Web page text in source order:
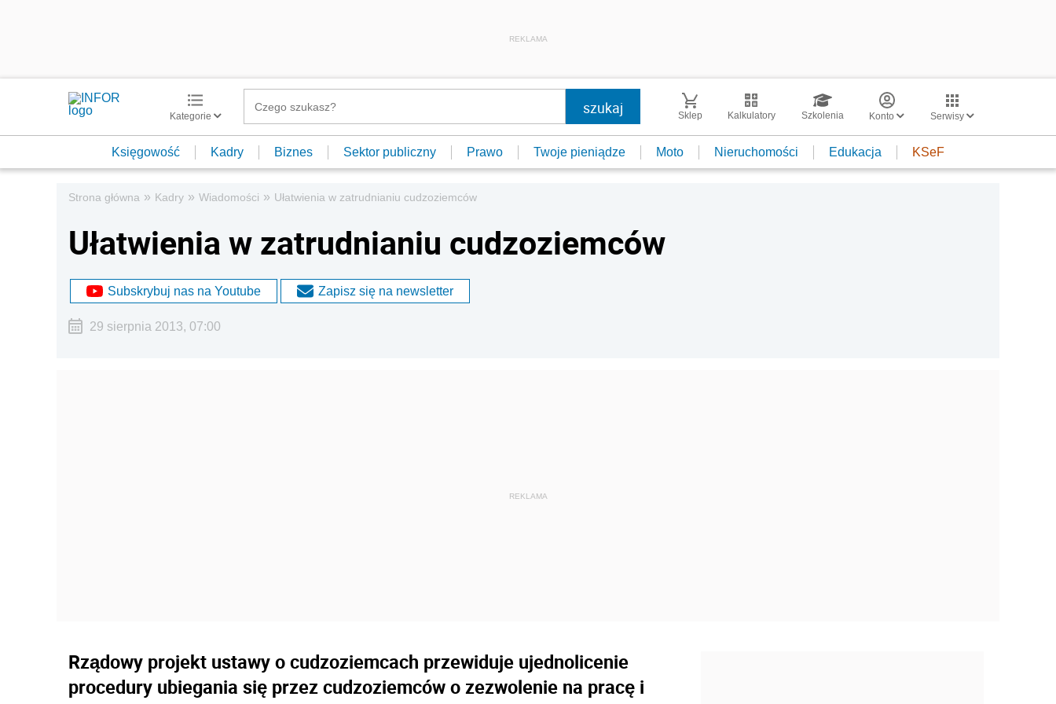
REKLAMA
Kategorie Sklep Kalkulatory Szkolenia Konto Serwisy
Księgowość Kadry Biznes Sektor publiczny Prawo Twoje pieniądze Moto Nieruchomości Edukacja KSeF
Strona główna » Kadry » Wiadomości » Ułatwienia w zatrudnianiu cudzoziemców
Ułatwienia w zatrudnianiu cudzoziemców
Subskrybuj nas na Youtube Zapisz się na newsletter
29 sierpnia 2013, 07:00
Rządowy projekt ustawy o cudzoziemcach przewiduje ujednolicenie
procedury ubiegania się przez cudzoziemców o zezwolenie na pracę i